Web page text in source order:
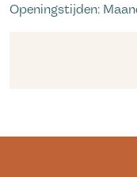
Openingstijden: